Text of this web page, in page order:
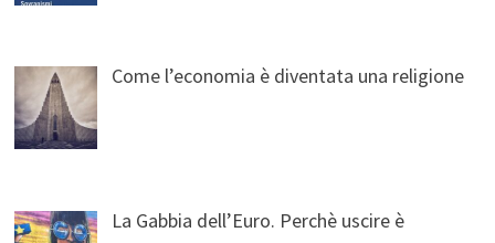
Come l’economia è diventata una religione
La Gabbia dell’Euro. Perchè uscire è